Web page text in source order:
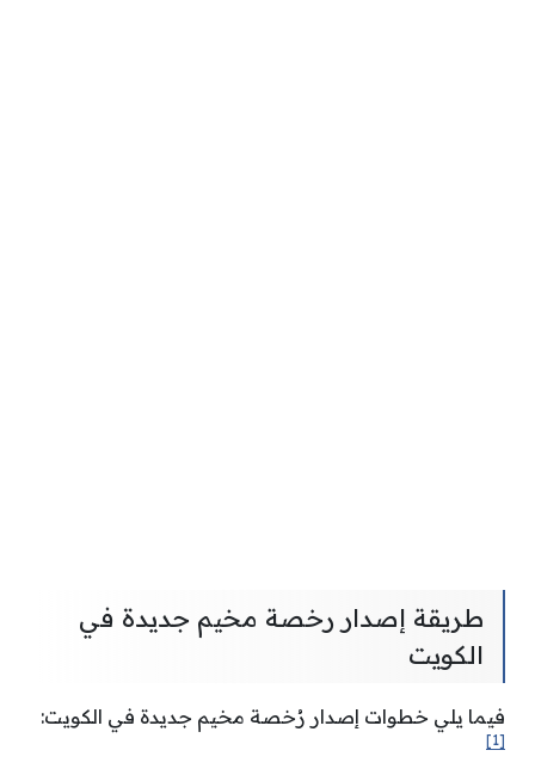
طريقة إصدار رخصة مخيم جديدة في
الكويت
فيما يلي خطوات إصدار رُخصة مخيم جديدة في الكويت:
[1]